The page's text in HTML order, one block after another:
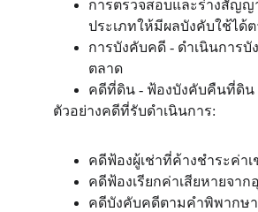
การตรวจสอบและร่างสัญ
ประเภทให้มีผลบังคับใช้ได้
การบังคับคดี - ดำเนินการ
ตลาด
คดีที่ดิน - ฟ้องบังคับคืนที่ดิน
ตัวอย่างคดีที่รับดำเนินการ:
คดีฟ้องผู้เช่าที่ค้างชำระค่า
คดีฟ้องเรียกค่าเสียหายจาก
คดีบังคับคดีตามคำพิพากษ